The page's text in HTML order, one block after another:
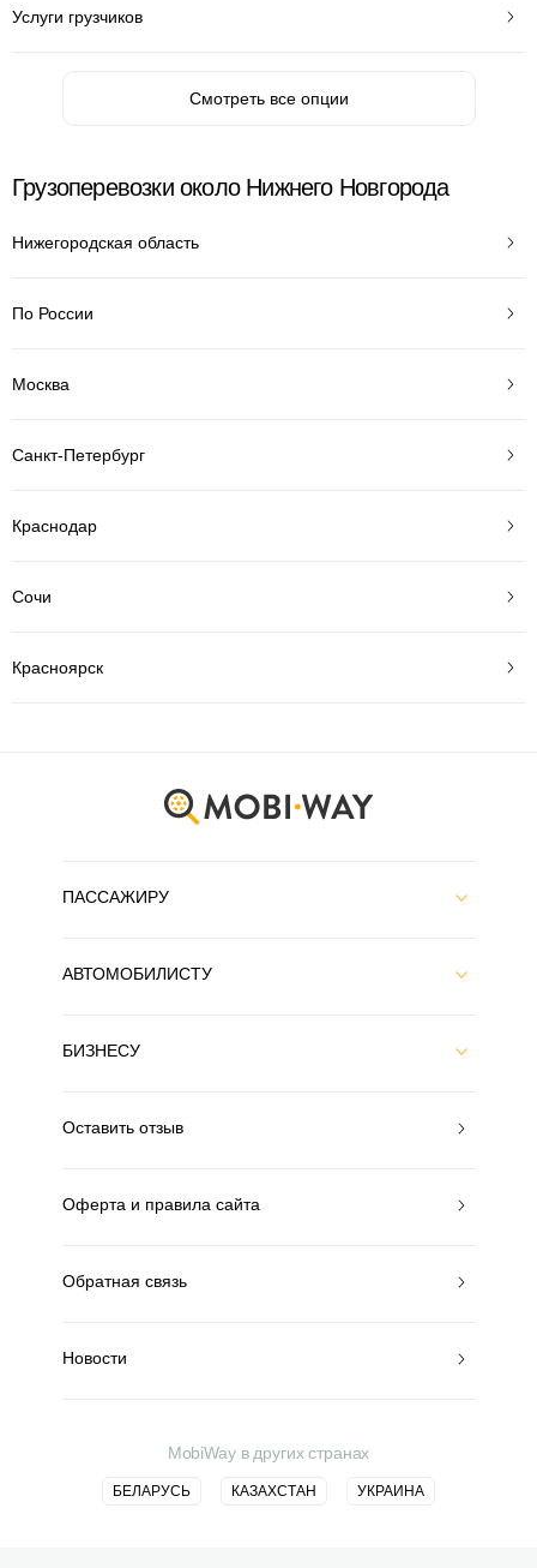
Услуги грузчиков
Смотреть все опции
Грузоперевозки около Нижнего Новгорода
Нижегородская область
По России
Москва
Санкт-Петербург
Краснодар
Сочи
Красноярск
ПАССАЖИРУ
АВТОМОБИЛИСТУ
БИЗНЕСУ
Оставить отзыв
Оферта и правила сайта
Обратная связь
Новости
MobiWay в других странах
БЕЛАРУСЬ КАЗАХСТАН УКРАИНА